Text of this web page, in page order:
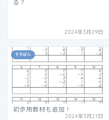
る？
2024年3月29日
そろばん
初歩用教材も追加！
2024年3月21日